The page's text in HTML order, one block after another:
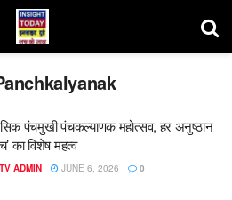
पंचमुखी पंचकल्याणक महोत्सव, हर अनुष्ठान
का विशेष महत्व
ADMIN JUNE 6, 2026 0